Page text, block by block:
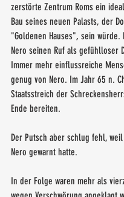
zerstörte Zentrum Roms ein
Bau seines neuen Palasts, der
"Goldenen Hauses", sein würde.
Nero seinen Ruf als gefühlloser
Immer mehr einflussreiche
genug von Nero. Im Jahr 65 n.
Staatsstreich der
Ende bereiten.
Der Putsch aber schlug fehl,
Nero gewarnt hatte.
In der Folge waren mehr als